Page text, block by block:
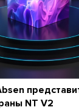
NT V2